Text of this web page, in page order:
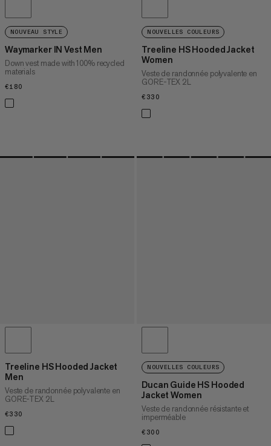
NOUVEAU STYLE
Waymarker IN Vest Men
Down vest made with 100% recycled
materials
€180
NOUVELLES COULEURS
Treeline HS Hooded Jacket
Women
Veste de randonnée polyvalente en
GORE-TEX 2L
€330
Treeline HS Hooded Jacket
Men
Veste de randonnée polyvalente en
GORE-TEX 2L
€330
NOUVELLES COULEURS
Ducan Guide HS Hooded
Jacket Women
Veste de randonnée résistante et
imperméable
€300